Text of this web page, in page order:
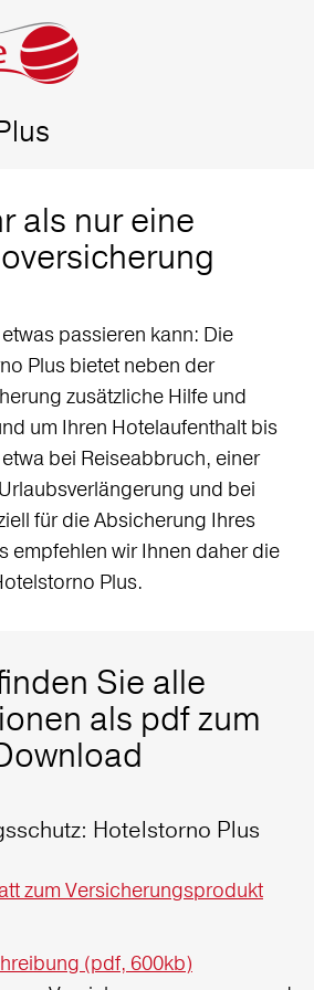
als nur eine
passieren kann: Die
Plus bietet neben der
zusätzliche Hilfe und
um Ihren Hotelaufenthalt bis
bei Reiseabbruch, einer
und bei
für die Absicherung Ihres
empfehlen wir Ihnen daher die
Plus.
Sie alle
als pdf zum
Hotelstorno Plus
zum Versicherungsprodukt
(pdf, 600kb)